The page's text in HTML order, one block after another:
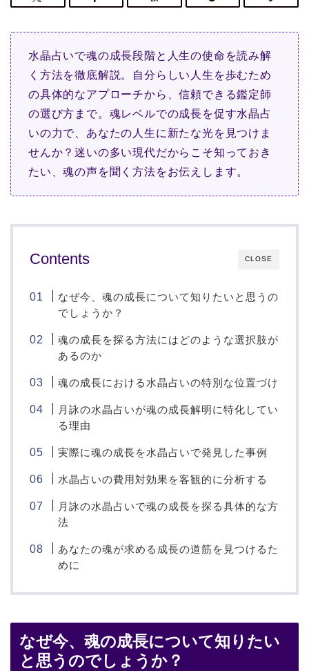
水晶占いで魂の成長段階と人生の使命を読み解
く方法を徹底解説。自分らしい人生を歩むため
の具体的なアプローチから、信頼できる鑑定師
の選び方まで。魂レベルでの成長を促す水晶占
いの力で、あなたの人生に新たな光を見つけま
せんか？迷いの多い現代だからこそ知っておき
たい、魂の声を聞く方法をお伝えします。
CLOSE
Contents
なぜ今、魂の成長について知りたいと思うの
でしょうか？
魂の成長を探る方法にはどのような選択肢が
あるのか
魂の成長における水晶占いの特別な位置づけ
月詠の水晶占いが魂の成長解明に特化してい
る理由
実際に魂の成長を水晶占いで発見した事例
水晶占いの費用対効果を客観的に分析する
月詠の水晶占いで魂の成長を探る具体的な方
法
あなたの魂が求める成長の道筋を見つけるた
めに
なぜ今、魂の成長について知りたい
と思うのでしょうか？